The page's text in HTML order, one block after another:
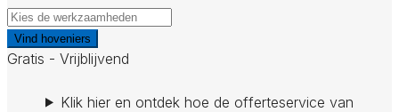
Vind hoveniers
Gratis - Vrijblijvend
Klik hier en ontdek hoe de offerteservice van